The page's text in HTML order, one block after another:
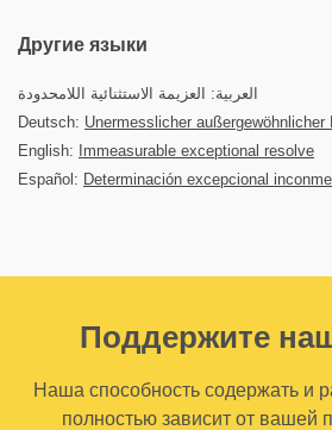
Другие языки
العربية: العزيمة الاستثنائية اللامحدودة
Deutsch: Unermesslicher außergewöhnlicher
English:
Immeasurable exceptional resolve
Español: Determinación excepcional
Поддержите
Наша способность содержать и
полностью зависит от вашей